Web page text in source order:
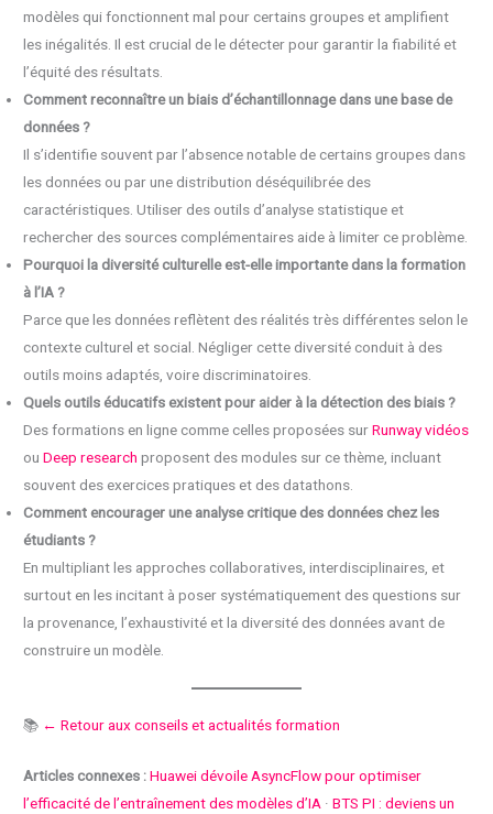
modèles qui fonctionnent mal pour certains groupes et amplifient
les inégalités. Il est crucial de le détecter pour garantir la fiabilité et
l’équité des résultats.
Comment reconnaître un biais d’échantillonnage dans une base de
données ?
Il s’identifie souvent par l’absence notable de certains groupes dans
les données ou par une distribution déséquilibrée des
caractéristiques. Utiliser des outils d’analyse statistique et
rechercher des sources complémentaires aide à limiter ce problème.
Pourquoi la diversité culturelle est-elle importante dans la formation
à l’IA ?
Parce que les données reflètent des réalités très différentes selon le
contexte culturel et social. Négliger cette diversité conduit à des
outils moins adaptés, voire discriminatoires.
Quels outils éducatifs existent pour aider à la détection des biais ?
Des formations en ligne comme celles proposées surRunway vidéos
ouDeep research proposent des modules sur ce thème, incluant
souvent des exercices pratiques et des datathons.
Comment encourager une analyse critique des données chez les
étudiants ?
En multipliant les approches collaboratives, interdisciplinaires, et
surtout en les incitant à poser systématiquement des questions sur
la provenance, l’exhaustivité et la diversité des données avant de
construire un modèle.
📚 ← Retour aux conseils et actualités formation
Articles connexes :Huawei dévoile AsyncFlow pour optimiser
l’efficacité de l’entraînement des modèles d’IA ·BTS PI : deviens un